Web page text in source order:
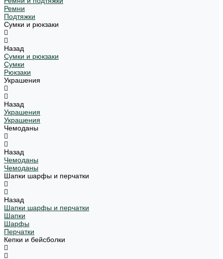
Ремни
Подтяжки
Сумки и рюкзаки
Назад
Сумки и рюкзаки
Сумки
Рюкзаки
Украшения
Назад
Украшения
Украшения
Чемоданы
Назад
Чемоданы
Чемоданы
Шапки шарфы и перчатки
Назад
Шапки шарфы и перчатки
Шапки
Шарфы
Перчатки
Кепки и бейсболки